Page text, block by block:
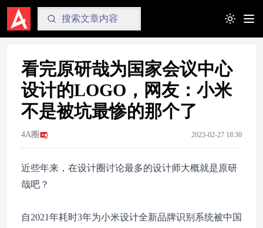
Toggle
看完原研哉为国家会议中心
设计的LOGO，网友：小米
不是被坑最惨的那个了
4A圈 2023-02-27 18:30
近些年来，在设计圈讨论最多的设计师大概就是原研
哉吧？
自2021年耗时3年为小米设计全新品牌识别系统被中国